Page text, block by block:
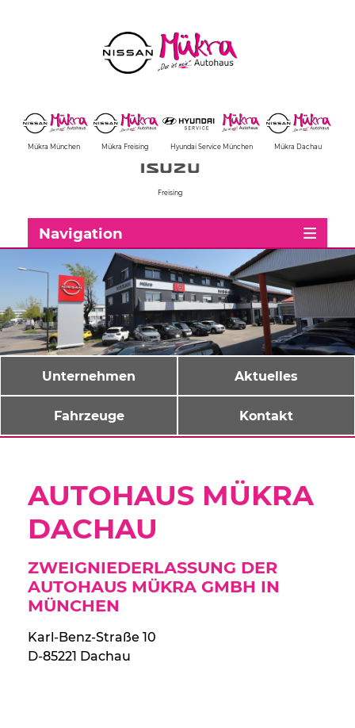
Mükra München Mükra Freising Hyundai Service München Mükra Dachau
Freising
Navigation
Unternehmen Aktuelles
Fahrzeuge Kontakt
AUTOHAUS MÜKRA
DACHAU
ZWEIGNIEDERLASSUNG DER
AUTOHAUS MÜKRA GMBH IN
MÜNCHEN
Karl-Benz-Straße 10
D-85221 Dachau